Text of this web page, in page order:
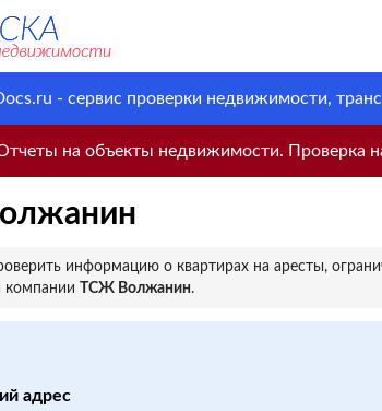
- сервис проверки недвижимости,
на объекты недвижимости. Проверка
информацию о квартирах на аресты,
компании
ТСЖ Волжанин.
адрес